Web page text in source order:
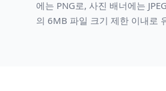
에는 PNG로, 사진 배너에는
의 6MB 파일 크기 제한 이내로